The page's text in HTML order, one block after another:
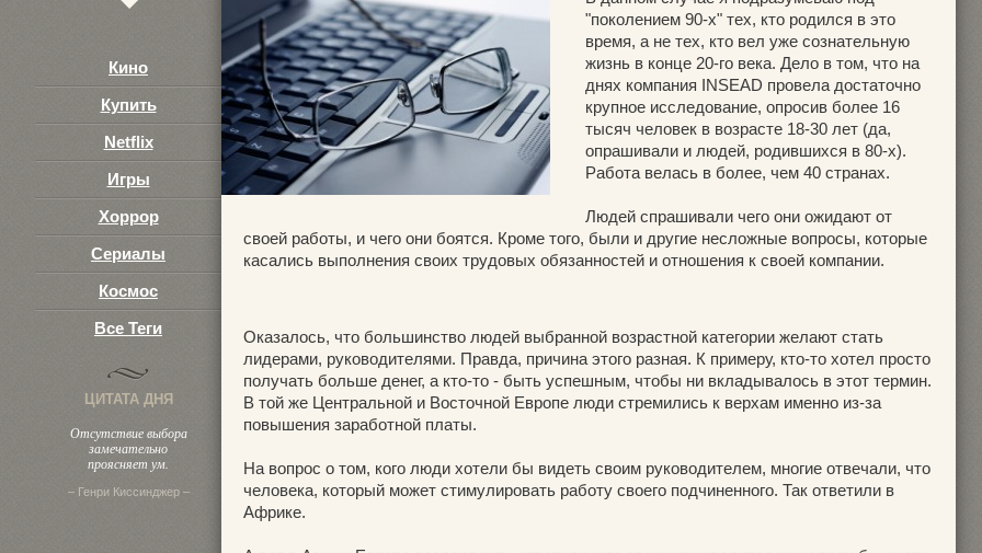
1
Кино
Купить
Netflix
Игры
Хоррор
Сериалы
Космос
Все Теги
ЦИТАТА ДНЯ
Отсутствие выбора
замечательно
проясняет ум.
– Генри Киссинджер –
"поколением 90-х" тех, кто родился в это
время, а не тех, кто вел уже сознательную
жизнь в конце 20-го века. Дело в том, что на
днях компания INSEAD провела достаточно
крупное исследование, опросив более 16
тысяч человек в возрасте 18-30 лет (да,
опрашивали и людей, родившихся в 80-х).
Работа велась в более, чем 40 странах.
Людей спрашивали чего они ожидают от
своей работы, и чего они боятся. Кроме того, были и другие несложные вопросы, которые
касались выполнения своих трудовых обязанностей и отношения к своей компании.
Оказалось, что большинство людей выбранной возрастной категории желают стать
лидерами, руководителями. Правда, причина этого разная. К примеру, кто-то хотел просто
получать больше денег, а кто-то - быть успешным, чтобы ни вкладывалось в этот термин.
В той же Центральной и Восточной Европе люди стремились к верхам именно из-за
повышения заработной платы.
На вопрос о том, кого люди хотели бы видеть своим руководителем, многие отвечали, что
человека, который может стимулировать работу своего подчиненного. Так ответили в
Африке.